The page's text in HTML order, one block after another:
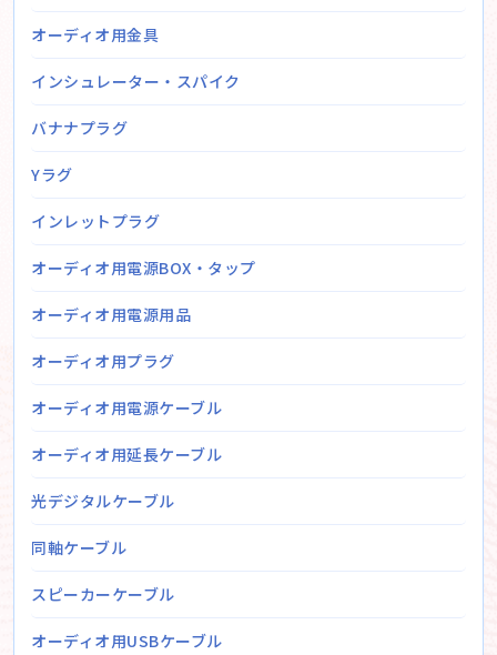
オーディオ用金具
インシュレーター・スパイク
バナナプラグ
Yラグ
インレットプラグ
オーディオ用電源BOX・タップ
オーディオ用電源用品
オーディオ用プラグ
オーディオ用電源ケーブル
オーディオ用延長ケーブル
光デジタルケーブル
同軸ケーブル
スピーカーケーブル
オーディオ用USBケーブル